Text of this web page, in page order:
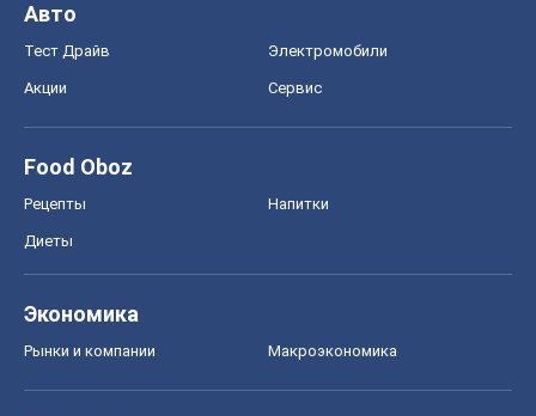
Авто
Тест Драйв Электромобили
Акции Сервис
Food Oboz
Рецепты Напитки
Диеты
Экономика
Рынки и компании Mакроэкономика